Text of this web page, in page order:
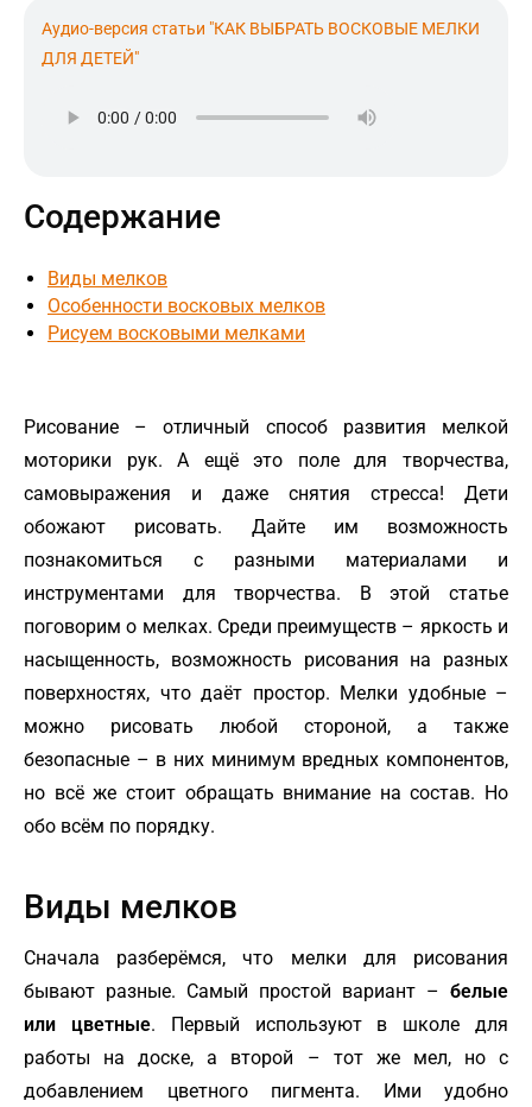
Аудио-версия статьи "КАК ВЫБРАТЬ ВОСКОВЫЕ МЕЛКИ
ДЛЯ ДЕТЕЙ"
Содержание
Виды мелков
Особенности восковых мелков
Рисуем восковыми мелками
Рисование – отличный способ развития мелкой
моторики рук. А ещё это поле для творчества,
самовыражения и даже снятия стресса! Дети
обожают рисовать. Дайте им возможность
познакомиться с разными материалами и
инструментами для творчества. В этой статье
поговорим о мелках. Среди преимуществ – яркость и
насыщенность, возможность рисования на разных
поверхностях, что даёт простор. Мелки удобные –
можно рисовать любой стороной, а также
безопасные – в них минимум вредных компонентов,
но всё же стоит обращать внимание на состав. Но
обо всём по порядку.
Виды мелков
Сначала разберёмся, что мелки для рисования
бывают разные. Самый простой вариант – белые
или цветные. Первый используют в школе для
работы на доске, а второй – тот же мел, но с
добавлением цветного пигмента. Ими удобно